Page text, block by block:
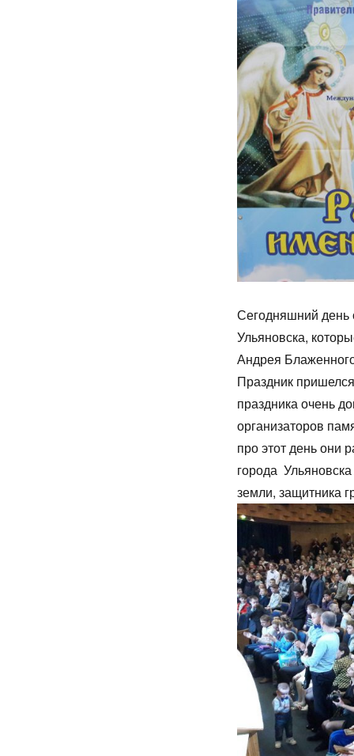
Сегодняшний день
Ульяновска,
Андрея
Праздник
праздника очень
организаторов
про этот день они
города
земли, защитника